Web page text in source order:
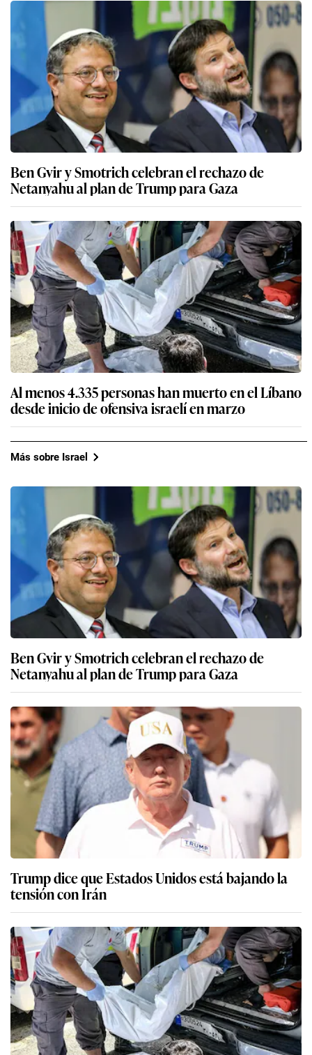
Ben Gvir y Smotrich celebran el rechazo de
Netanyahu al plan de Trump para Gaza
Al menos 4.335 personas han muerto en el Líbano
desde inicio de ofensiva israelí en marzo
Más sobre Israel
Ben Gvir y Smotrich celebran el rechazo de
Netanyahu al plan de Trump para Gaza
Trump dice que Estados Unidos está bajando la
tensión con Irán